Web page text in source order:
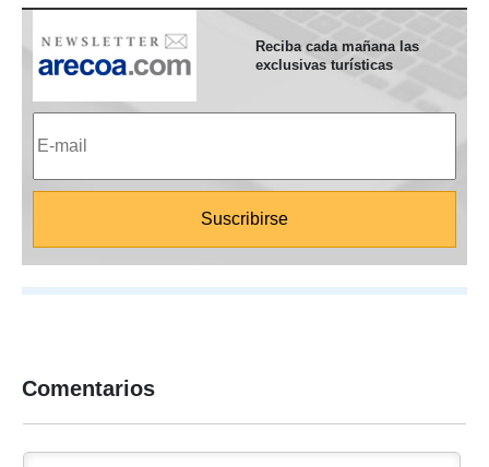
Reciba cada mañana las
exclusivas turísticas
Comentarios